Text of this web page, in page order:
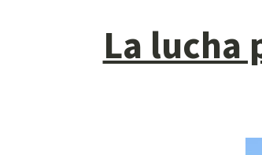
La lucha